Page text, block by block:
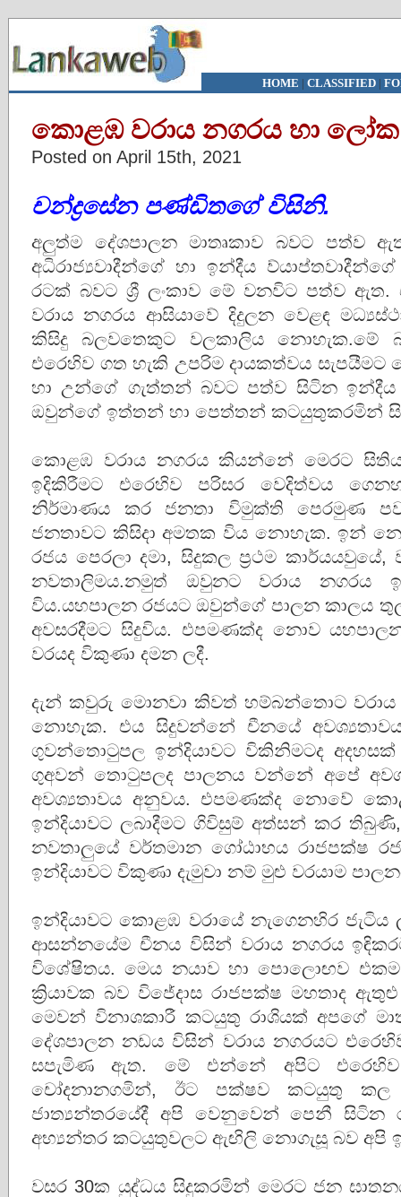
HOME | CLASSIFIED|
කොළඹ වරාය නගරය හා ලෝක
Posted on April 15th, 2021
චන්ද්‍රසේන පණ්ඩිතගේ විසිනි.
අලුත්ම දේශපාලන මාතෘකාව බවට පත්ව
අධිරාජ්‍යවාදීන්ගේ හා ඉන්දීය
රටක් බවට ශ්‍රී ලංකාව මේ වනවිට පත්ව
වරාය නගරය ආසියාවේ දිදුලන වෙළඳ
කිසිදු බලවතෙකුට වලකාලිය නොහැක.මේ
එරෙහිව ගත හැකි උපරිම දායකත්වය සැපයීමට
හා උන්ගේ ගැත්තන් බවට පත්ව සිටින ඉන්දීය
ඔවුන්ගේ ඉත්තන් හා පෙත්තන් කටයුතුකරමින්
කොළඹ වරාය නගරය කියන්නේ මෙරට
ඉදිකිරීමට එරෙහිව පරිසර වෙදිත්වය
නිර්මාණය කර ජනතා විමුක්ති පෙරමුණ
ජනතාවට කිසිදා අමතක විය නොහැක. ඉන්
රජය පෙරලා දමා, සිදුකල ප්‍රථම
නවතාලිමය.නමුත් ඔවුනට වරාය නගරය
විය.යහපාලන රජයට ඔවුන්ගේ පාලන කාලය
අවසරදීමට සිදුවිය. එපමණක්ද නොව
වරයද විකුණා දමන ලදී.
දැන් කවුරු මොනවා කිවත් හම්බන්තොට වරාය
නොහැක. එය සිදුවන්නේ චීනයේ
ගුවන්තොටුපල ඉන්දියාවට විකිනිමටද
ගුඅවන් තොටුපලද පාලනය වන්නේ අපේ
අවශ්‍යතාවය අනුවය. එපමණක්ද නොවේ
ඉන්දියාවට ලබාදීමට ගිවිසුම් අත්සන් කර
නවතාලුයේ වර්තමාන ගෝඨාභය රාජපක්ෂ
ඉන්දියාවට විකුණා දැමුවා නම් මුළු වරයාම
ඉන්දියාවට කොළඹ වරායේ නැගෙනහිර ජැටිය
ආසන්නයේම චීනය විසින් වරාය නගරය
විශේෂිතය. මෙය නයාව හා පොලොඟව එකම
ක්‍රියාවක බව විජේදාස රාජපක්ෂ මහතාද
මෙවන් විනාශකාරී කටයුතු රාශියක් අපගේ
දේශපාලන නඩය විසින් වරාය නගරයට
සපැමිණ ඇත. මේ එන්නේ අපිට
චෝදනානගමින්, ඊට පක්ෂව කටයුතු කල
ජාත්‍යන්තරයේදී අපි වෙනුවෙන් පෙනී සිටින
අභ්‍යන්තර කටයුතුවලට ඇඟිලි නොගැසූ බව අපි
වසර 30ක යුද්ධය සිදුකරමින් මෙරට ජන